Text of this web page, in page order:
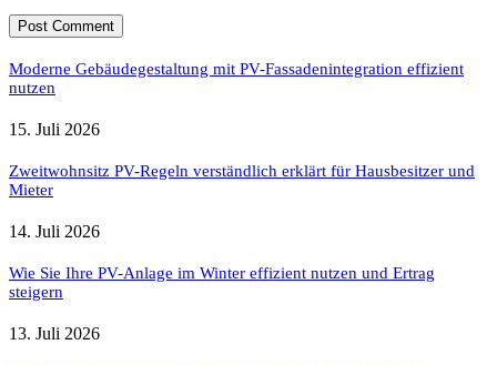
Moderne Gebäudegestaltung mit PV-Fassadenintegration effizient
nutzen
15. Juli 2026
Zweitwohnsitz PV-Regeln verständlich erklärt für Hausbesitzer und
Mieter
14. Juli 2026
Wie Sie Ihre PV-Anlage im Winter effizient nutzen und Ertrag
steigern
13. Juli 2026